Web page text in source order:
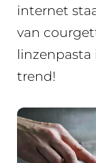
internet
van
linzenpasta
trend!